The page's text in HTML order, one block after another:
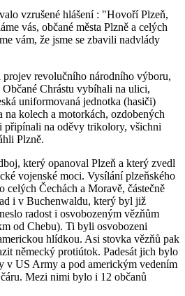
vzrušené hlášení : "Hovoří Plzeň,
vás, občané města Plzně a celých
vám, že jsme se zbavili nadvlády
projev revolučního národního výboru,
Chrástu vybíhali na ulici,
uniformovaná jednotka (hasiči)
na kolech a motorkách, ozdobených
připínali na oděvy trikolory, všichni
Plzně.
který opanoval Plzeň a který zvedl
vojenské moci. Vysílání plzeňského
celých Čechách a Moravě, částečně
i v Buchenwaldu, který byl již
radost i osvobozeným vězňům
od Chebu). Ti byli osvobozeni
hlídkou. Asi stovka vězňů pak
německý protiútok. Padesát jich bylo
v US Army a pod americkým vedením
Mezi nimi bylo i 12 občanů